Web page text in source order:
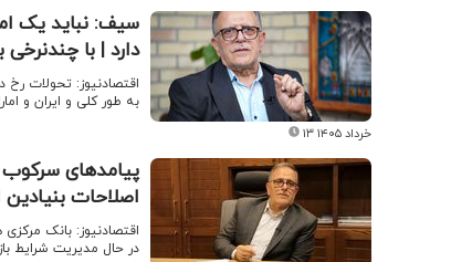
سیف: نباید یک
دارد | با چندنرخی
اقتصادنیوز: ​تحولات
به طور کلی و ایران و
۱۳ خرداد ۱۴۰۵
پیامدهای سرکوب
اصلاحات
اقتصادنیوز: بانک
در حال مدیریت شرایط